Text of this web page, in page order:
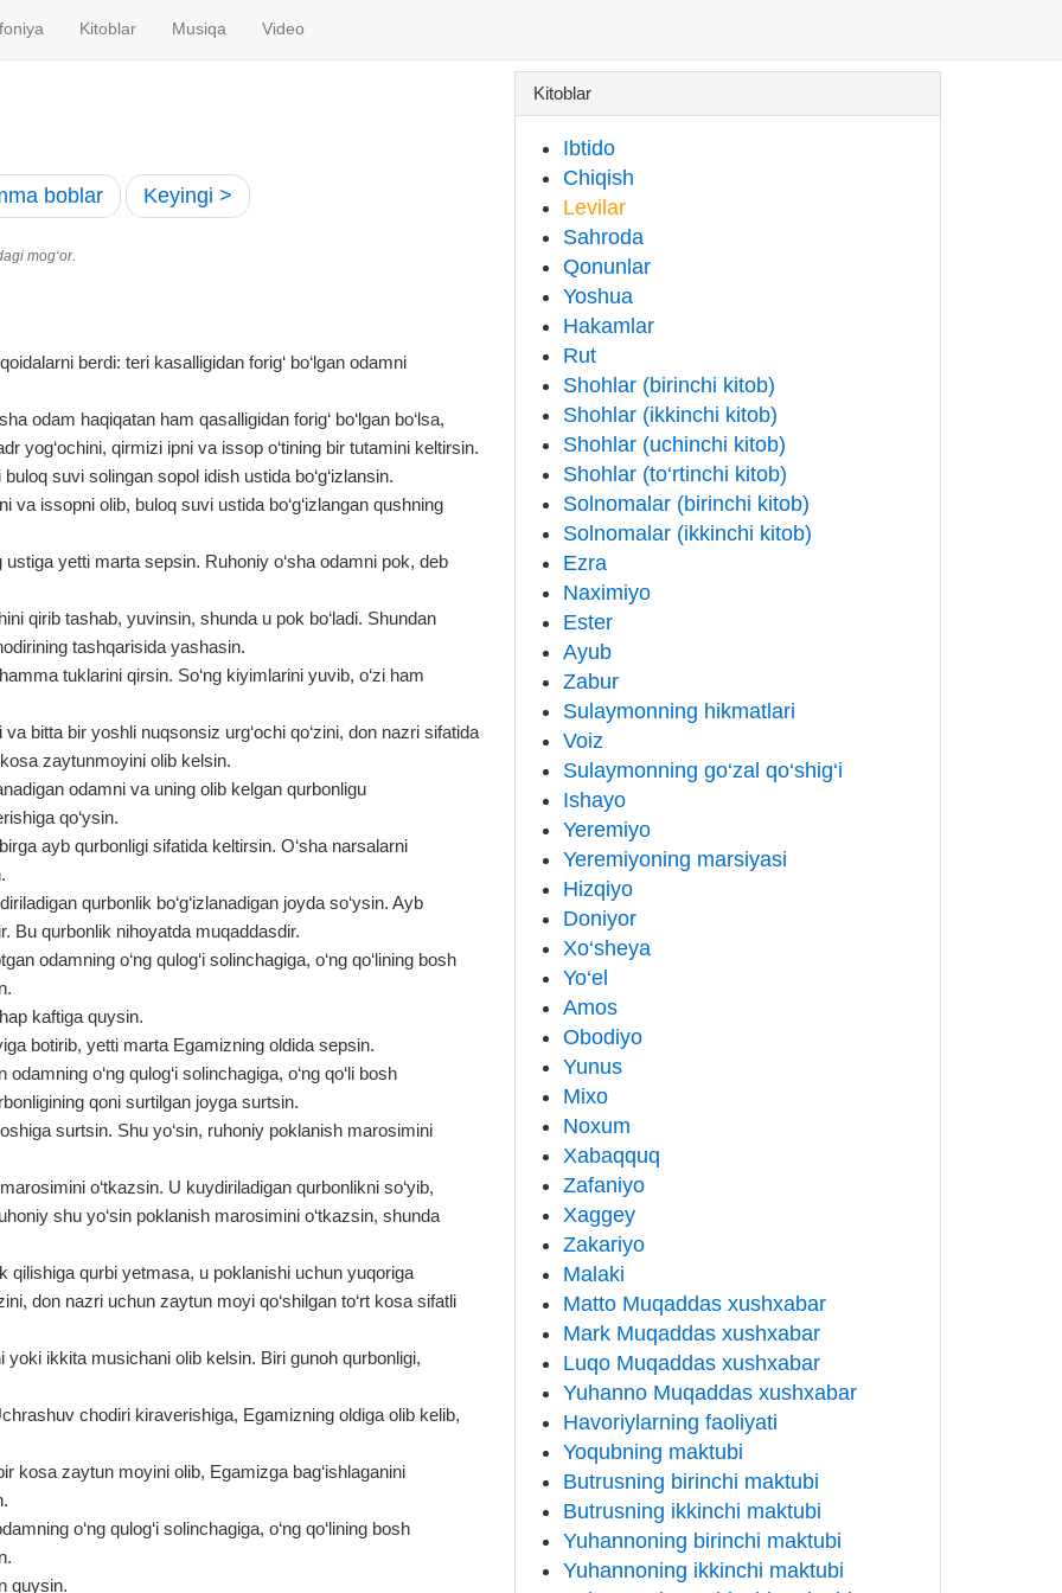
Kitoblar Musiqa Video
boblar Keyingi >
mog‘or.
berdi: teri kasalligidan forig‘ bo‘lgan odamni
odam haqiqatan ham qasalligidan forig‘ bo‘lgan bo‘lsa,
yog‘ochini, qirmizi ipni va issop o‘tining bir tutamini keltirsin.
suvi solingan sopol idish ustida bo‘g‘izlansin.
va issopni olib, buloq suvi ustida bo‘g‘izlangan qushning
yetti marta sepsin. Ruhoniy o‘sha odamni pok, deb
qirib tashab, yuvinsin, shunda u pok bo‘ladi. Shundan
tashqarisida yashasin.
tuklarini qirsin. So‘ng kiyimlarini yuvib, o‘zi ham
bitta bir yoshli nuqsonsiz urg‘ochi qo‘zini, don nazri sifatida
zaytunmoyini olib kelsin.
odamni va uning olib kelgan qurbonligu
qo‘ysin.
ayb qurbonligi sifatida keltirsin. O‘sha narsalarni
qurbonlik bo‘g‘izlanadigan joyda so‘ysin. Ayb
Bu qurbonlik nihoyatda muqaddasdir.
odamning o‘ng qulog‘i solinchagiga, o‘ng qo‘lining bosh
kaftiga quysin.
botirib, yetti marta Egamizning oldida sepsin.
o‘ng qulog‘i solinchagiga, o‘ng qo‘li bosh
qoni surtilgan joyga surtsin.
surtsin. Shu yo‘sin, ruhoniy poklanish marosimini
o‘tkazsin. U kuydiriladigan qurbonlikni so‘yib,
shu yo‘sin poklanish marosimini o‘tkazsin, shunda
qilishiga qurbi yetmasa, u poklanishi uchun yuqoriga
don nazri uchun zaytun moyi qo‘shilgan to‘rt kosa sifatli
ikkita musichani olib kelsin. Biri gunoh qurbonligi,
chodiri kiraverishiga, Egamizning oldiga olib kelib,
kosa zaytun moyini olib, Egamizga bag‘ishlaganini
o‘ng qulog‘i solinchagiga, o‘ng qo‘lining bosh
quysin.
Kitoblar
Ibtido
Chiqish
Levilar
Sahroda
Qonunlar
Yoshua
Hakamlar
Rut
Shohlar (birinchi kitob)
Shohlar (ikkinchi kitob)
Shohlar (uchinchi kitob)
Shohlar (to‘rtinchi kitob)
Solnomalar (birinchi kitob)
Solnomalar (ikkinchi kitob)
Ezra
Naximiyo
Ester
Ayub
Zabur
Sulaymonning hikmatlari
Voiz
Sulaymonning go‘zal qo‘shig‘i
Ishayo
Yeremiyo
Yeremiyoning marsiyasi
Hizqiyo
Doniyor
Xo‘sheya
Yo‘el
Amos
Obodiyo
Yunus
Mixo
Noxum
Xabaqquq
Zafaniyo
Xaggey
Zakariyo
Malaki
Matto Muqaddas xushxabar
Mark Muqaddas xushxabar
Luqo Muqaddas xushxabar
Yuhanno Muqaddas xushxabar
Havoriylarning faoliyati
Yoqubning maktubi
Butrusning birinchi maktubi
Butrusning ikkinchi maktubi
Yuhannoning birinchi maktubi
Yuhannoning ikkinchi maktubi